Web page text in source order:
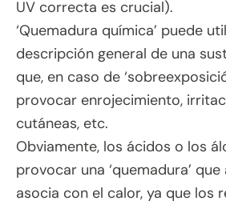
UV correcta es crucial).
‘Quemadura química’ puede
descripción general de una
que, en caso de
provocar enrojecimiento,
cutáneas, etc.
Obviamente, los ácidos o los
provocar una ‘quemadura’
asocia con el calor, ya que los